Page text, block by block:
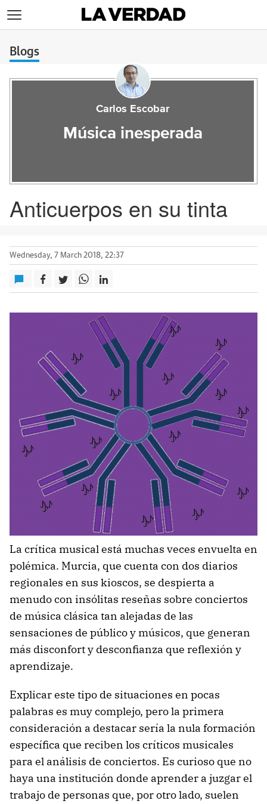
Blogs
Carlos Escobar
Música inesperada
Anticuerpos en su tinta
Wednesday, 7 March 2018, 22:37
La crítica musical está muchas veces envuelta en
polémica. Murcia, que cuenta con dos diarios
regionales en sus kioscos, se despierta a
menudo con insólitas reseñas sobre conciertos
de música clásica tan alejadas de las
sensaciones de público y músicos, que generan
más disconfort y desconfianza que reflexión y
aprendizaje.
Explicar este tipo de situaciones en pocas
palabras es muy complejo, pero la primera
consideración a destacar sería la nula formación
específica que reciben los críticos musicales
para el análisis de conciertos. Es curioso que no
haya una institución donde aprender a juzgar el
trabajo de personas que, por otro lado, suelen